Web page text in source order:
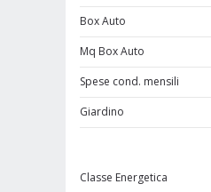
Box Auto
Mq Box Auto
Spese cond. mensili
Giardino
Classe Energetica